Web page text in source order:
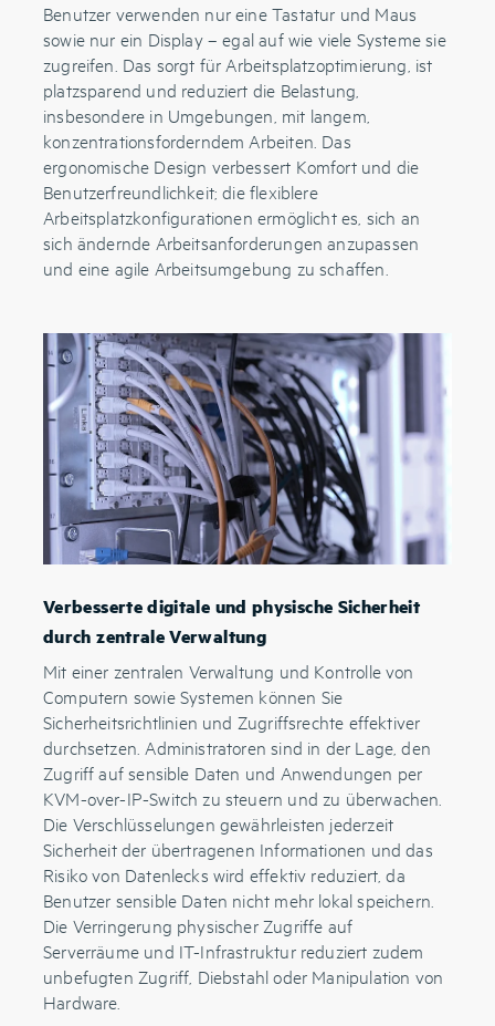
Benutzer verwenden nur eine Tastatur und Maus
sowie nur ein Display – egal auf wie viele Systeme sie
zugreifen. Das sorgt für Arbeitsplatzoptimierung, ist
platzsparend und reduziert die Belastung,
insbesondere in Umgebungen, mit langem,
konzentrationsforderndem Arbeiten. Das
ergonomische Design verbessert Komfort und die
Benutzerfreundlichkeit; die flexiblere
Arbeitsplatzkonfigurationen ermöglicht es, sich an
sich ändernde Arbeitsanforderungen anzupassen
und eine agile Arbeitsumgebung zu schaffen.
Verbesserte digitale und physische Sicherheit
durch zentrale Verwaltung
Mit einer zentralen Verwaltung und Kontrolle von
Computern sowie Systemen können Sie
Sicherheitsrichtlinien und Zugriffsrechte effektiver
durchsetzen. Administratoren sind in der Lage, den
Zugriff auf sensible Daten und Anwendungen per
KVM-over-IP-Switch zu steuern und zu überwachen.
Die Verschlüsselungen gewährleisten jederzeit
Sicherheit der übertragenen Informationen und das
Risiko von Datenlecks wird effektiv reduziert, da
Benutzer sensible Daten nicht mehr lokal speichern.
Die Verringerung physischer Zugriffe auf
Serverräume und IT-Infrastruktur reduziert zudem
unbefugten Zugriff, Diebstahl oder Manipulation von
Hardware.